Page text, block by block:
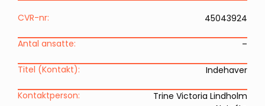
CVR-nr: 45043924
Antal ansatte: –
Titel (Kontakt): Indehaver
Kontaktperson:
Trine Victoria Lindholm